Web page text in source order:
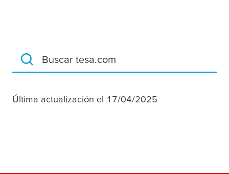
Buscar tesa.com
Última actualización el 17/04/2025